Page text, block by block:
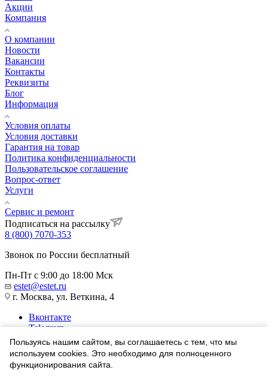
Акции
Компания
О компании
Новости
Вакансии
Контакты
Реквизиты
Блог
Информация
Условия оплаты
Условия доставки
Гарантия на товар
Политика конфиденциальности
Пользовательское соглашение
Вопрос-ответ
Услуги
Сервис и ремонт
Подписаться на рассылку
8 (800) 7070-353
Звонок по России бесплатный
Пн-Пт с 9:00 до 18:00 Мск
estet@estet.ru
г. Москва, ул. Веткина, 4
Вконтакте
Telegram
Одноклассники
WhatsApp
1991-2026 © Ювелирный Дом ЭСТЕТ
Пользуясь нашим сайтом, вы соглашаетесь с тем, что мы
используем cookies. Это необходимо для полноценного
функционирования сайта.